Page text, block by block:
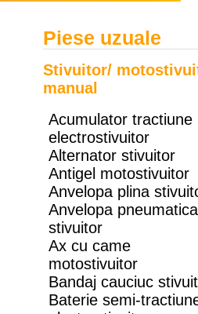
Piese uzuale
Stivuitor/
manual
Acumulator tractiune
electrostivuitor
Alternator stivuitor
Antigel motostivuitor
Anvelopa plina
Anvelopa pneumatica
stivuitor
Ax cu came
motostivuitor
Bandaj cauciuc
Baterie semi-